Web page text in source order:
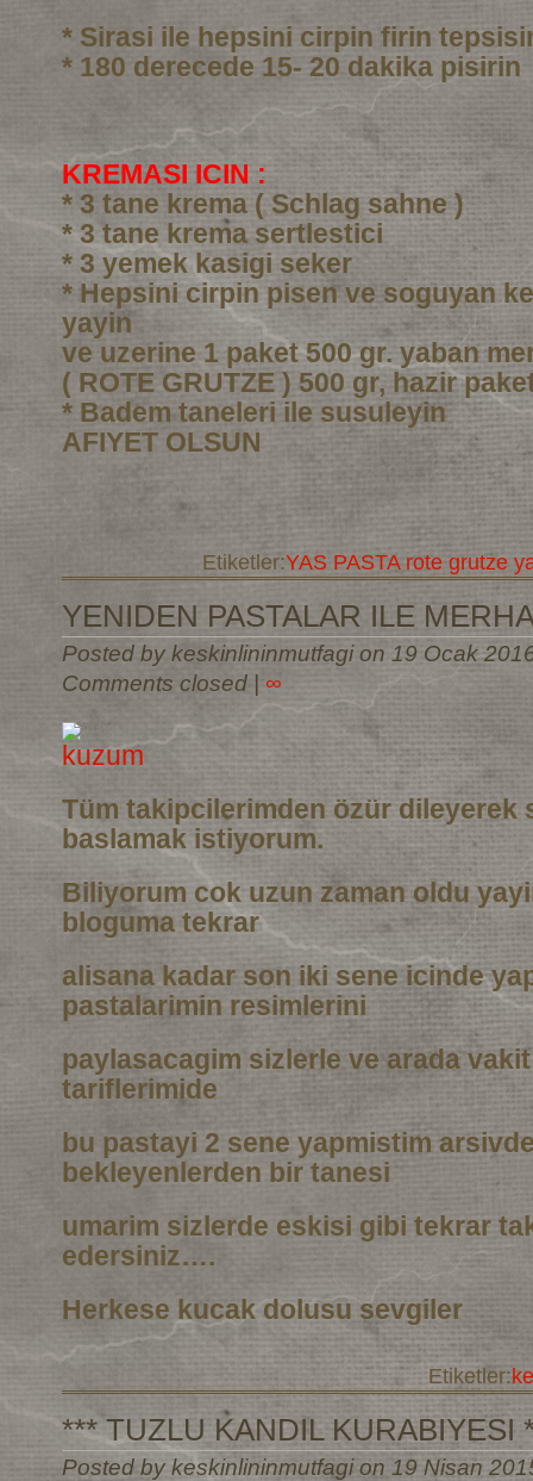
* Sirasi ile hepsini cirpin firin
* 180 derecede 15- 20 dakika pisirin
KREMASI ICIN :
* 3 tane krema ( Schlag sahne )
* 3 tane krema sertlestici
* 3 yemek kasigi seker
* Hepsini cirpin pisen ve soguyan
yayin
ve uzerine 1 paket 500 gr. yaban
( ROTE GRUTZE ) 500 gr, hazir
* Badem taneleri ile susuleyin
AFIYET OLSUN
Etiketler:YAS PASTA rote grutze
YENIDEN PASTALAR ILE
Posted by keskinlininmutfagi on 19 Ocak
Comments closed| ∞
Tüm takipcilerimden özür dileyerek
baslamak istiyorum.
Biliyorum cok uzun zaman oldu
bloguma tekrar
alisana kadar son iki sene icinde
pastalarimin resimlerini
paylasacagim sizlerle ve arada
tariflerimide
bu pastayi 2 sene yapmistim
bekleyenlerden bir tanesi
umarim sizlerde eskisi gibi tekrar
edersiniz….
Herkese kucak dolusu sevgiler
Etiketler:
*** TUZLU KANDIL KURABIYESI
Posted by keskinlininmutfagi on 19 Nisan